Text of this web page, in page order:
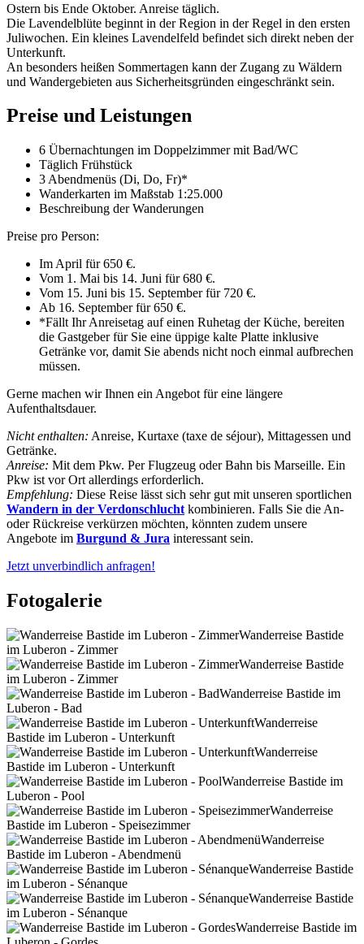
Ostern bis Ende Oktober. Anreise täglich.
Die Lavendelblüte beginnt in der Region in der Regel in den ersten
Juliwochen. Ein kleines Lavendelfeld befindet sich direkt neben der
Unterkunft.
An besonders heißen Sommertagen kann der Zugang zu Wäldern
und Wandergebieten aus Sicherheitsgründen eingeschränkt sein.
Preise und Leistungen
6 Übernachtungen im Doppelzimmer mit Bad/WC
Täglich Frühstück
3 Abendmenüs (Di, Do, Fr)*
Wanderkarten im Maßstab 1:25.000
Beschreibung der Wanderungen
Preise pro Person:
Im April für 650 €.
Vom 1. Mai bis 14. Juni für 680 €.
Vom 15. Juni bis 15. September für 720 €.
Ab 16. September für 650 €.
*Fällt Ihr Anreisetag auf einen Ruhetag der Küche, bereiten
die Gastgeber für Sie eine üppige kalte Platte inklusive
Getränke vor, damit Sie abends nicht noch einmal aufbrechen
müssen.
Gerne machen wir Ihnen ein Angebot für eine längere
Aufenthaltsdauer.
Nicht enthalten: Anreise, Kurtaxe (taxe de séjour), Mittagessen und
Getränke.
Anreise: Mit dem Pkw. Per Flugzeug oder Bahn bis Marseille. Ein
Pkw ist vor Ort allerdings erforderlich.
Empfehlung: Diese Reise lässt sich sehr gut mit unseren sportlichen
Wandern in der Verdonschlucht kombinieren. Falls Sie die An-
oder Rückreise verkürzen möchten, könnten zudem unsere
Angebote im Burgund & Jura interessant sein.
Jetzt unverbindlich anfragen!
Fotogalerie
Wanderreise Bastide
im Luberon - Zimmer
Wanderreise Bastide
im Luberon - Zimmer
Wanderreise Bastide im
Luberon - Bad
Wanderreise
Bastide im Luberon - Unterkunft
Wanderreise
Bastide im Luberon - Unterkunft
Wanderreise Bastide im
Luberon - Pool
Wanderreise
Bastide im Luberon - Speisezimmer
Wanderreise
Bastide im Luberon - Abendmenü
Wanderreise Bastide
im Luberon - Sénanque
Wanderreise Bastide
im Luberon - Sénanque
Wanderreise Bastide im